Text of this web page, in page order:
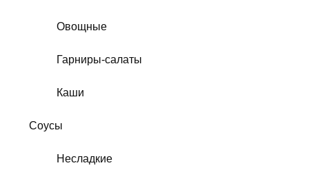
Овощные
Гарниры-салаты
Каши
Соусы
Несладкие